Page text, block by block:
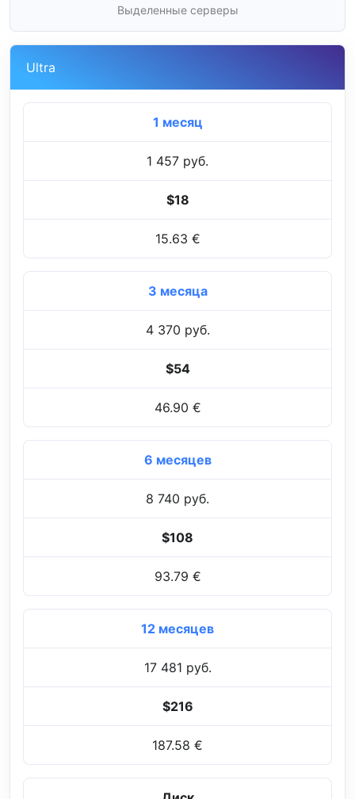
Выделенные серверы
Ultra
1 месяц
1 457 руб.
$18
15.63 €
3 месяца
4 370 руб.
$54
46.90 €
6 месяцев
8 740 руб.
$108
93.79 €
12 месяцев
17 481 руб.
$216
187.58 €